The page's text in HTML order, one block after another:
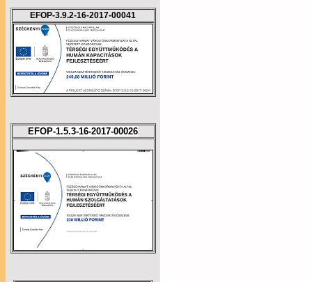
EFOP-3.9.2-16-2017-00041
EFOP-1.5.3-16-2017-00026